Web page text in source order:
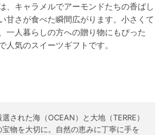
、キャラメルでアーモンドたちの香ばし
甘さが食べた瞬間広がります。小さくて
一人暮らしの方への贈り物にもぴった
人気のスイーツギフトです。
選された海（OCEAN）と大地（TERRE）
宝物を大切に。自然の恵みに丁寧に手を